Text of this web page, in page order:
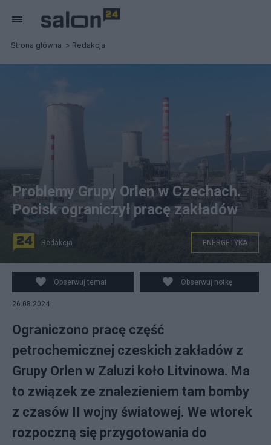
Strona główna Redakcja
Fot. Orlen
Problemy Grupy Orlen w Czechach.
Pocisk ograniczył pracę zakładów
Redakcja ENERGETYKA
Obserwuj temat Obserwuj notkę
26.08.2024
Ograniczono pracę część
petrochemicznej czeskich zakładów z
Grupy Orlen w Zaluzi koło Litvinowa. Ma
to związek ze znalezieniem tam bomby
z czasów II wojny światowej. We wtorek
rozpoczną się przygotowania do